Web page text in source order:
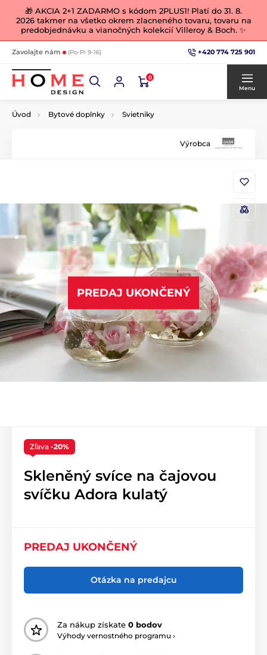
🎁 AKCIA 2+1 ZADARMO s kódom 2PLUS1! Platí do 31. 8.
2026 takmer na všetko okrem zlacneného tovaru, tovaru na
predobjednávku a vianočných kolekcií Villeroy & Boch. ✨
Zavolajte nám (Po-Pi 9-16) +420 774 725 901
0
Menu
Úvod Bytové doplnky Svietniky
Výrobca
PREDAJ UKONČENÝ
Zľava -20%
Skleněný svíce na čajovou
svíčku Adora kulatý
PREDAJ UKONČENÝ
Otázka na predajcu
Za nákup získate 0 bodov
Výhody vernostného programu ›